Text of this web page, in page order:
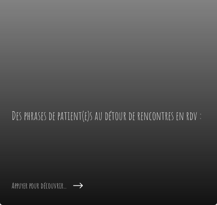
Appuyer pour découvrir...
Des phrases de patient(e)s au détour de rencontres en rdv :